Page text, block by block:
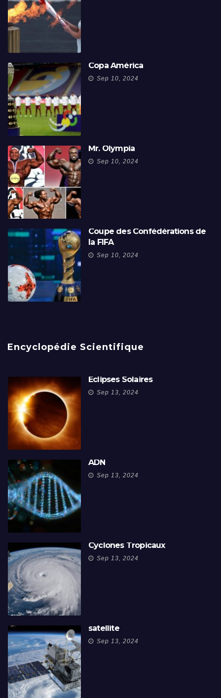
Copa América
Sep 10, 2024
Mr. Olympia
Sep 10, 2024
Coupe des Confédérations de
la FIFA
Sep 10, 2024
Encyclopédie Scientifique
Éclipses Solaires
Sep 13, 2024
ADN
Sep 13, 2024
Cyclones Tropicaux
Sep 13, 2024
satellite
Sep 13, 2024